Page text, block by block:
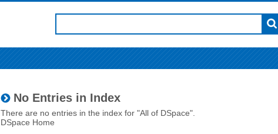
No Entries in Index
There are no entries in the index for "All of DSpace".
DSpace Home